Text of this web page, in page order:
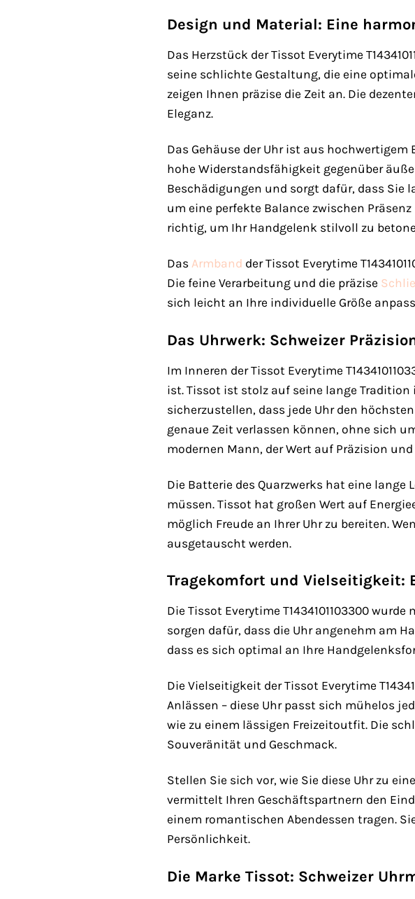
Design und Material: Eine
Das Herzstück der Tissot Everytime
seine schlichte Gestaltung, die eine
zeigen Ihnen präzise die Zeit an. Die
Eleganz.
Das Gehäuse der Uhr ist aus
hohe Widerstandsfähigkeit gegenüber
Beschädigungen und sorgt dafür, dass Sie
um eine perfekte Balance zwischen
richtig, um Ihr Handgelenk stilvoll zu
Das Armband der Tissot Everytime
Die feine Verarbeitung und die präzise
sich leicht an Ihre individuelle Größe
Das Uhrwerk: Schweizer
Im Inneren der Tissot Everytime
ist. Tissot ist stolz auf seine lange
sicherzustellen, dass jede Uhr den
genaue Zeit verlassen können, ohne sich
modernen Mann, der Wert auf Präzision
Die Batterie des Quarzwerks hat eine
müssen. Tissot hat großen Wert auf
möglich Freude an Ihrer Uhr zu bereiten.
ausgetauscht werden.
Tragekomfort und Vielseitigkeit:
Die Tissot Everytime T1434101103300
sorgen dafür, dass die Uhr angenehm am
dass es sich optimal an Ihre
Die Vielseitigkeit der Tissot Everytime
Anlässen – diese Uhr passt sich mühelos
wie zu einem lässigen Freizeitoutfit. Die
Souveränität und Geschmack.
Stellen Sie sich vor, wie Sie diese Uhr zu
vermittelt Ihren Geschäftspartnern den
einem romantischen Abendessen tragen.
Persönlichkeit.
Die Marke Tissot: Schweizer